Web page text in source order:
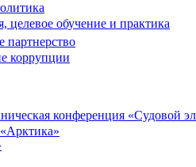
целевое обучение и практика
партнерство
коррупции
конференция «Судовой